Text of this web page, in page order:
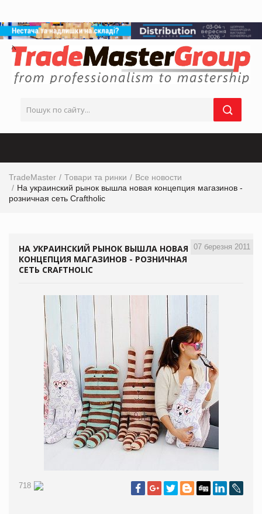
TradeMaster Товари та ринки
Все новости
На украинский рынок вышла новая концепция магазинов -
розничная сеть Craftholic
07 березня 2011
НА УКРАИНСКИЙ РЫНОК ВЫШЛА НОВАЯ
КОНЦЕПЦИЯ МАГАЗИНОВ - РОЗНИЧНАЯ
СЕТЬ CRAFTHOLIC
718